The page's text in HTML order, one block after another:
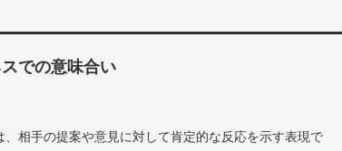
での意味合い
相手の提案や意見に対して肯定的な反応を示す表現で